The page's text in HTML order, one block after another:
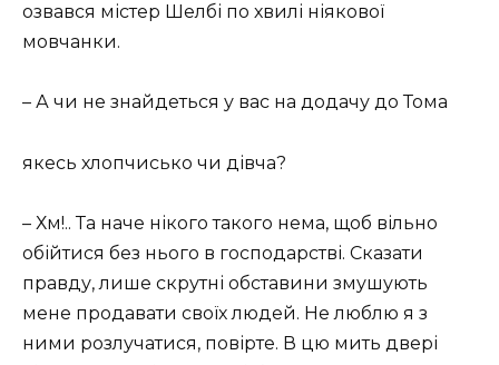
озвався містер Шелбі по хвилі ніякової
мовчанки.
– А чи не знайдеться у вас на додачу до Тома
якесь хлопчисько чи дівча?
– Хм!.. Та наче нікого такого нема, щоб вільно
обійтися без нього в господарстві. Сказати
правду, лише скрутні обставини змушують
мене продавати своїх людей. Не люблю я з
ними розлучатися, повірте. В цю мить двері